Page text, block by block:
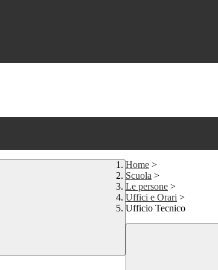
Home >
Scuola >
Le persone >
Uffici e Orari >
Ufficio Tecnico